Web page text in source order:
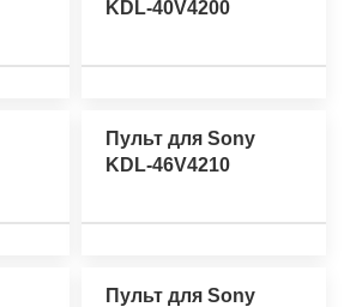
KDL-40V4200
Пульт для Sony
KDL-46V4210
Пульт для Sony